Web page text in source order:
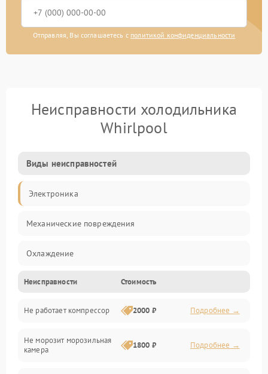
Отправляя, Вы соглашаетесь с политикой конфиденциальности
Неисправности холодильника
Whirlpool
Виды неисправностей
Электроника
Механические повреждения
Охлаждение
Механика
Электропитание
Дренаж
Неисправности Стоимость
Не работает компрессор 2000 ₽ Подробнее →
Не морозит морозильная
камера
1800 ₽ Подробнее →